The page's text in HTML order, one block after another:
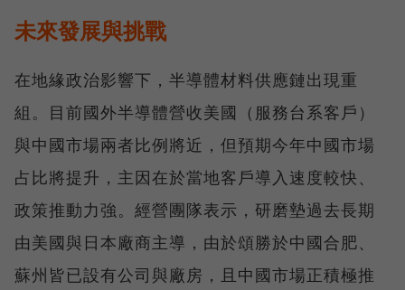
未來發展與挑戰
在地緣政治影響下，半導體材料供應鏈出現重
組。目前國外半導體營收美國（服務台系客戶）
與中國市場兩者比例將近，但預期今年中國市場
占比將提升，主因在於當地客戶導入速度較快、
政策推動力強。經營團隊表示，研磨墊過去長期
由美國與日本廠商主導，由於頌勝於中國合肥、
蘇州皆已設有公司與廠房，且中國市場正積極推